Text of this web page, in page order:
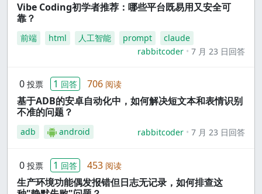
Vibe Coding初学者推荐：哪些平台既易用又安全可
靠？
前端 html 人工智能 prompt
claude
rabbitcoder
7 月 23 日回答
0 投票 1 回答 706 阅读
基于ADB的安卓自动化中，如何解决短文本和表情识别
不准的问题？
adb android rabbitcoder 7 月 23 日回答
0 投票 1 回答 453 阅读
生产环境功能偶发报错但日志无记录，如何排查这